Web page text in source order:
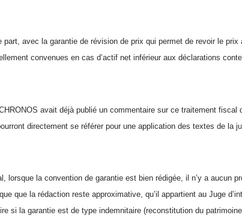
part, avec la garantie de révision de prix qui permet de revoir le
convenues en cas d’actif net inférieur aux déclarations
avait déjà publié un commentaire sur ce traitement fiscal
directement se référer pour une application des textes de la
lorsque la convention de garantie est bien rédigée, il n’y a aucun
que la rédaction reste approximative, qu’il appartient au Juge
si la garantie est de type indemnitaire (reconstitution du